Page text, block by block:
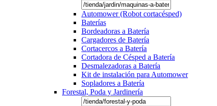
Automower (Robot cortacésped)
Baterías
Bordeadoras a Batería
Cargadores de Batería
Cortacercos a Batería
Cortadora de Césped a Batería
Desmalezadoras a Batería
Kit de instalación para Automower
Sopladores a Batería
Forestal, Poda y Jardinería